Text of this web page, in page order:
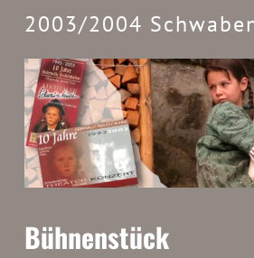
2003/2004
Bühnenstück